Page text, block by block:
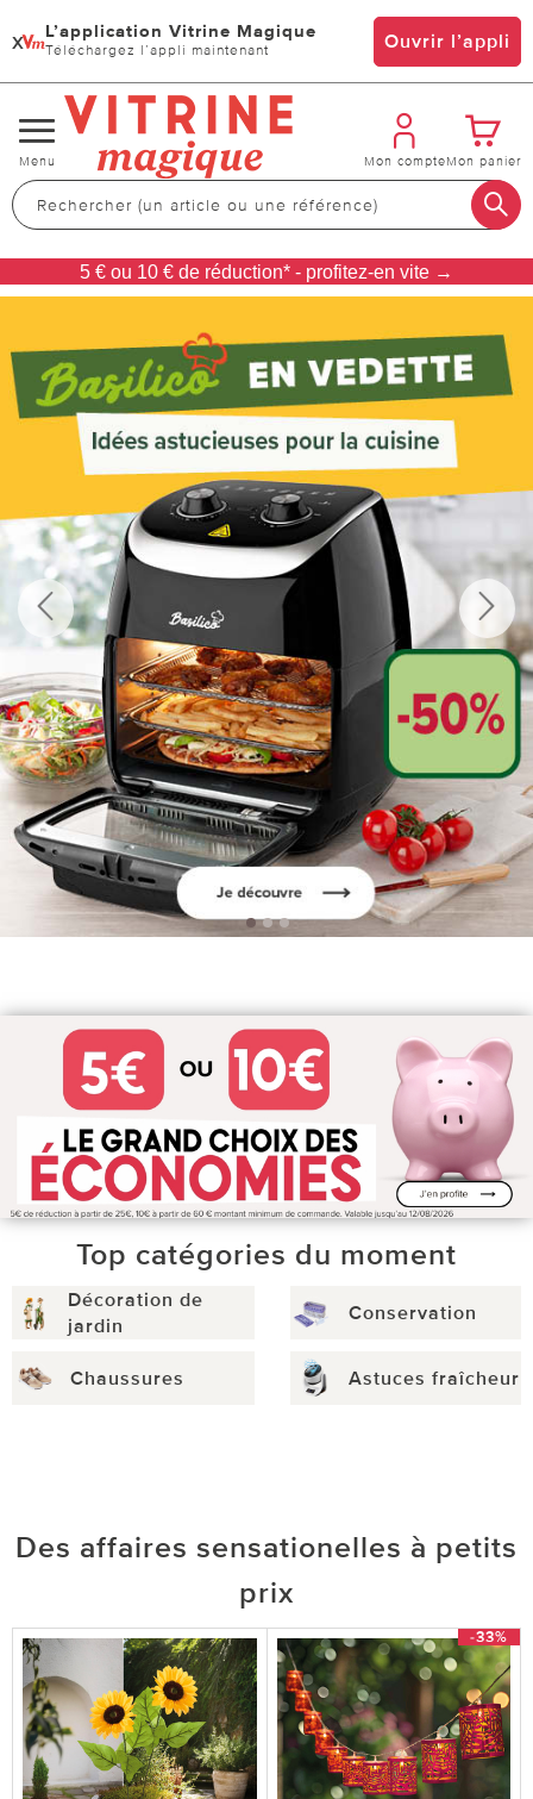
x L’application Vitrine Magique
Téléchargez l’appli maintenant Ouvrir l’appli
Changer
de
navigation
Menu Mon compteMon panier
5 € ou 10 € de réduction* - profitez-en vite →
Top catégories du moment
Décoration de
jardin
Conservation
Chaussures Astuces fraîcheur
Des affaires sensationelles à petits
prix
-33%